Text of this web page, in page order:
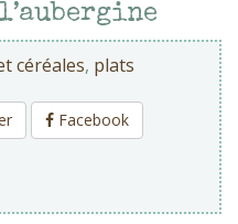
céréales, plats
Facebook